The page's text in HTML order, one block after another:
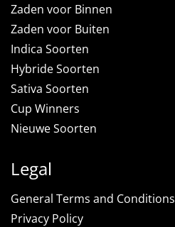
Zaden voor Binnen
Zaden voor Buiten
Indica Soorten
Hybride Soorten
Sativa Soorten
Cup Winners
Nieuwe Soorten
Legal
General Terms and Conditions
Privacy Policy